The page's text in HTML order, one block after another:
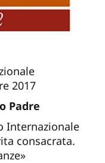
2017
Padre
Internazionale
consacrata.